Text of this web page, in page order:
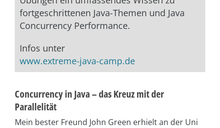
fortgeschrittenen Java-Themen und Java
Concurrency Performance.
Infos unter
www.extreme-java-camp.de
Concurrency in Java – das Kreuz mit der
Parallelität
Mein bester Freund John Green erhielt an der Uni